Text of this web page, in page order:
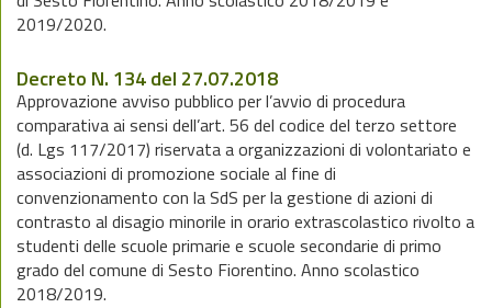
2019/2020.
Decreto N. 134 del 27.07.2018
Approvazione avviso pubblico per l’avvio di procedura
comparativa ai sensi dell’art. 56 del codice del terzo settore
(d. Lgs 117/2017) riservata a organizzazioni di volontariato e
associazioni di promozione sociale al fine di
convenzionamento con la SdS per la gestione di azioni di
contrasto al disagio minorile in orario extrascolastico rivolto a
studenti delle scuole primarie e scuole secondarie di primo
grado del comune di Sesto Fiorentino. Anno scolastico
2018/2019.